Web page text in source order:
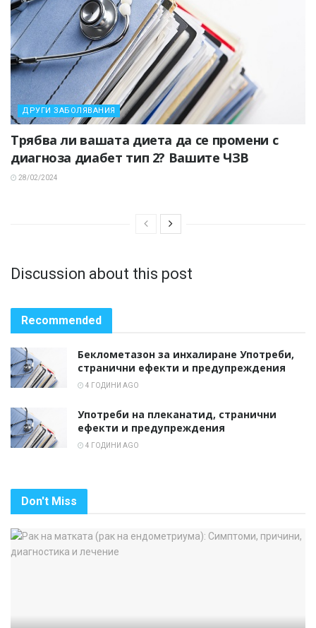
ДРУГИ ЗАБОЛЯВАНИЯ
Трябва ли вашата диета да се промени с
диагноза диабет тип 2? Вашите ЧЗВ
28/02/2024
Discussion about this post
Recommended
Беклометазон за инхалиране Употреби,
странични ефекти и предупреждения
4 ГОДИНИ AGO
Употреби на плеканатид, странични
ефекти и предупреждения
4 ГОДИНИ AGO
Don't Miss